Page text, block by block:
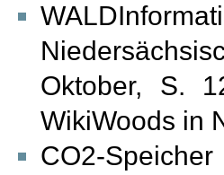
Oktober, S.
WikiWoods in
CO2-